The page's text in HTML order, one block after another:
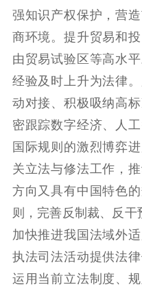
强知识产权保护，营
商环境。提升贸易和
由贸易试验区等高水
经验及时上升为法律
动对接、积极吸纳高
密跟踪数字经济、人
国际规则的激烈博弈
关立法与修法工作，
方向又具有中国特色
则，完善反制裁、反干
加快推进我国法域外
执法司法活动提供法
运用当前立法制度、